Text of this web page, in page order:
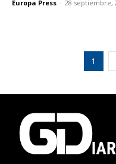
Europa Press - 28 septiembre,
1